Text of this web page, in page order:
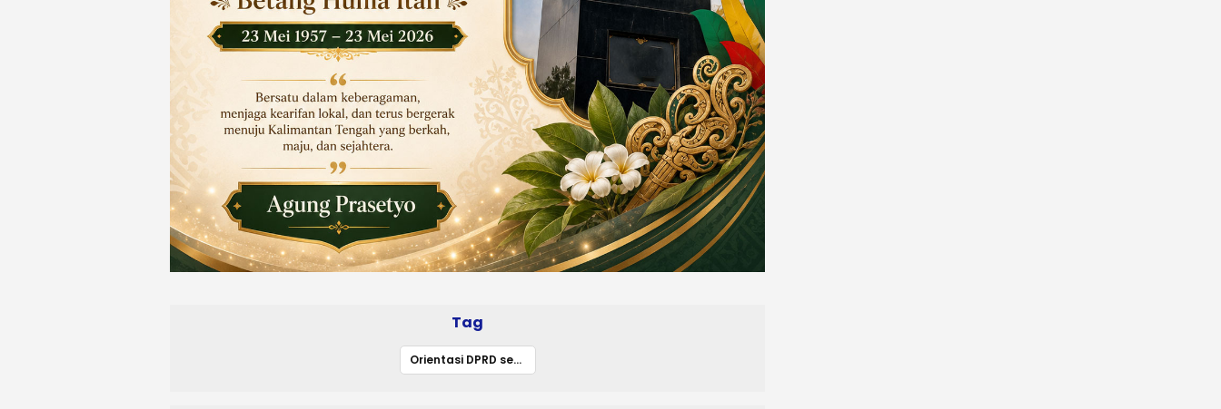
Tag
Orientasi DPRD se-Kalimantan Tengah Tahun 2024: Momen Penting bagi Anggota DPRD Murung Raya